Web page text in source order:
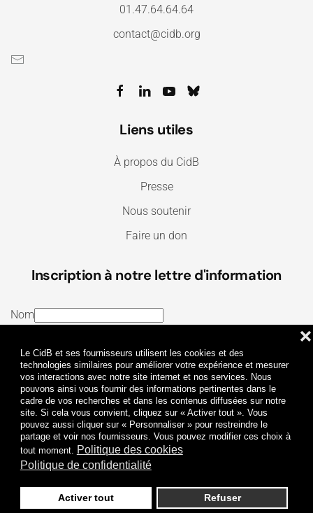
Le CidB et ses fournisseurs utilisent les cookies et des
technologies similaires pour améliorer votre expérience et mesurer
vos interactions avec notre site internet et nos services. Nous
pouvons ainsi vous fournir des informations pertinentes dans le
cadre de vos recherches et dans les contenus diffusées sur notre
site. Si cela vous convient, cliquez sur « Activer tout ». Vous
pouvez aussi cliquer sur « Personnaliser » pour restreindre le
partage et voir nos fournisseurs. Vous pouvez modifier ces choix à
tout moment. Politique des cookies
Politique de confidentialité
Activer tout Refuser
❌
01.47.64.64.64
contact@cidb.org
Liens utiles
À propos du CidB
Presse
Nous soutenir
Faire un don
Inscription à notre lettre d'information
Nom
J’ai lu et j’accepte lesTermes et conditionset la
Politique de confidentialité
Je m'abonne